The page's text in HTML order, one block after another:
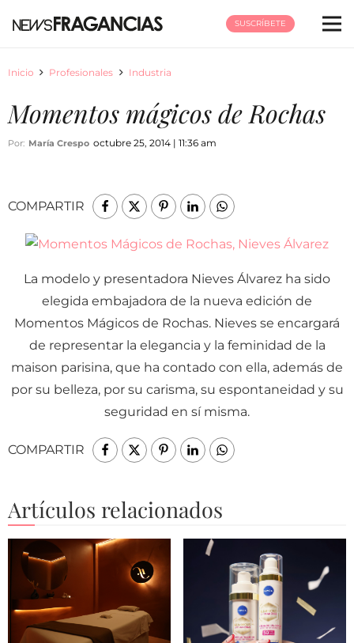
SUSCRÍBETE
Inicio Profesionales Industria
Momentos mágicos de Rochas
Por: María Crespo octubre 25, 2014 | 11:36 am
COMPARTIR
La modelo y presentadora Nieves Álvarez ha sido
elegida embajadora de la nueva edición de
Momentos Mágicos de Rochas. Nieves se encargará
de representar la elegancia y la feminidad de la
maison parisina, que ha contado con ella, además de
por su belleza, por su carisma, su espontaneidad y su
seguridad en sí misma.
COMPARTIR
Artículos relacionados